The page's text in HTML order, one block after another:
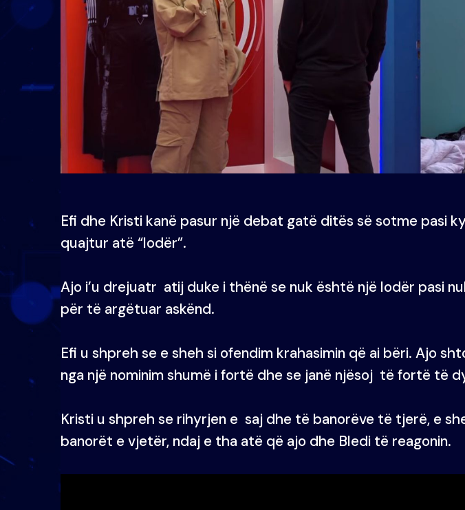
Efi dhe Kristi kanë pasur një debat gatë ditës së sotme pasi
quajtur atë “lodër”.
Ajo i’u drejuatr atij duke i thënë se nuk është një lodër pasi
për të argëtuar askënd.
Efi u shpreh se e sheh si ofendim krahasimin që ai bëri. Ajo
nga një nominim shumë i fortë dhe se janë njësoj të fortë të
Kristi u shpreh se rihyrjen e saj dhe të banorëve të tjerë, e
banorët e vjetër, ndaj e tha atë që ajo dhe Bledi të reagonin.